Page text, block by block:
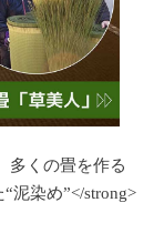
多くの畳を作る
“泥染め”</strong>